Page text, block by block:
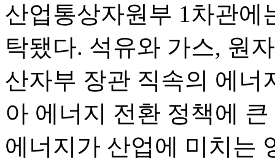
산업통상자원부 1차관에
탁됐다. 석유와 가스, 원
산자부 장관 직속의 에너
아 에너지 전환 정책에
에너지가 산업에 미치는